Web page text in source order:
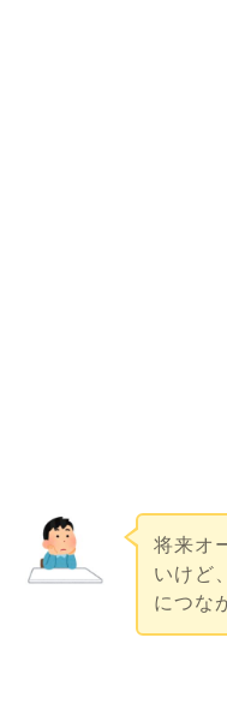
将来オ
いけど
につな